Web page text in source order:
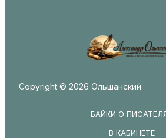
Copyright © 2026 Ольшанский
БАЙКИ О
В КАБИНЕТЕ